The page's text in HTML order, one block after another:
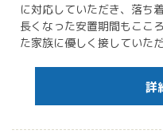
に対応していただき、落ち
長くなった安置期間もここ
た家族に優しく接していた
詳